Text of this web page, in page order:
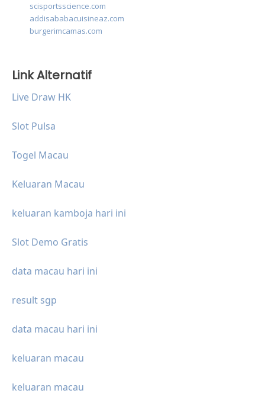
scisportsscience.com
addisababacuisineaz.com
burgerimcamas.com
Link Alternatif
Live Draw HK
Slot Pulsa
Togel Macau
Keluaran Macau
keluaran kamboja hari ini
Slot Demo Gratis
data macau hari ini
result sgp
data macau hari ini
keluaran macau
keluaran macau